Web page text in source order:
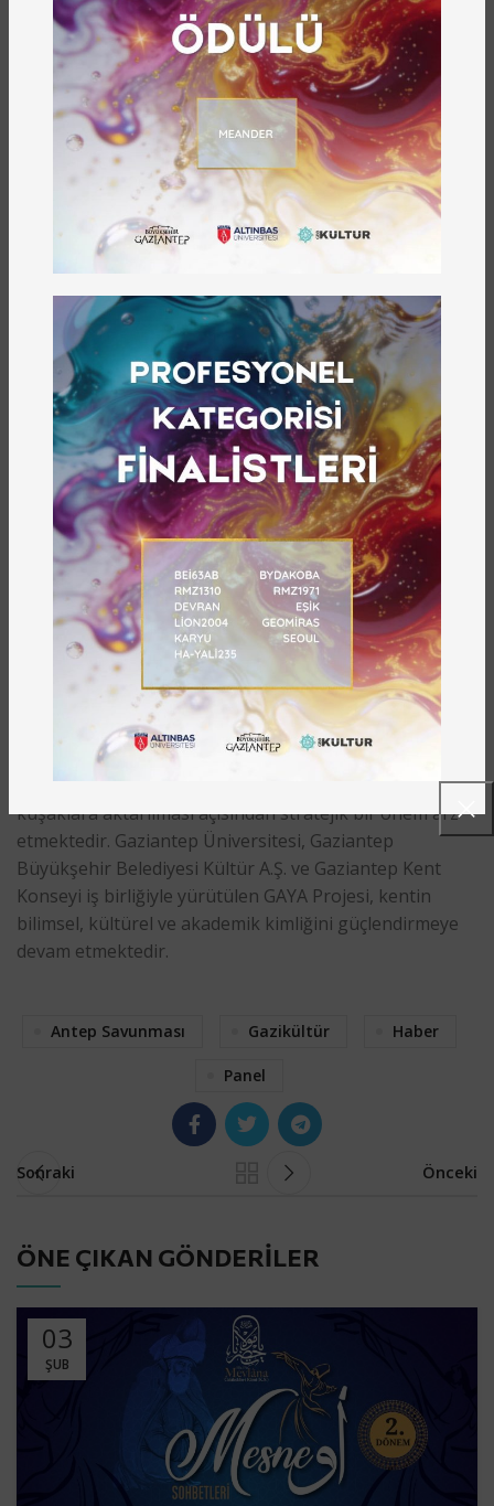
İmzalanan iş birliği protokolü, GAYA Projesi’ni yalnızca
akademik bir araştırma olmaktan çıkararak, katılımcı ve
sürdürülebilir etkinlikler dizisiyle toplumla
buluşturmuştur. Bu kapsamda yürütülen eğitim, tanıtım
ve etkileşim odaklı faaliyetler, arkeolojik bilginin
üniversite ortamından çıkarak gençler ve farklı
toplumsal gruplarla paylaşılmasını hedeflemektedir.
9 Aralık 2025 tarihinde “Bilim Kahramanları Buluşuyor /
FIRST® LEGO® League Challenge” kapsamında
belirlenen UNEARTHED teması çerçevesinde, GAYA
Projesi doğrultusundaMBA Okullarıöğrencileri
arkeoloji laboratuvarında ağırlanmıştır. Bu etkinlikte,
arkeolojinin saha ve laboratuvar süreçleri,
arkeologların karşılaştığı temel sorunlar, çözüm yolları
ve disiplinler arası çalışma yöntemleri lise ve ortaokul
düzeyindeki öğrencilerle etkileşimli biçimde ele
alınmıştır. Arkeolojinin doğa bilimleri, sosyal bilimler ve
teknoloji ile kurduğu ilişkiler, somut örnekler üzerinden
aktarılmıştır.
GAYA Projesi’nin Kültürel ve Bilimsel Önemi
GAYA Projesi, Gaziantep’in yalnızca tarihsel değil,
tarihöncesi mirasını da görünür kılan; bilimsel
araştırmayı toplumsal bilinçle buluşturan örnek bir
çalışma niteliği taşımaktadır. Anadolu’nun insanlık
tarihindeki merkezi rolünü Gaziantep özelinde ortaya
koyan bu proje, kültürel mirasın korunması ve gelecek
kuşaklara aktarılması açısından stratejik bir önem arz
etmektedir. Gaziantep Üniversitesi, Gaziantep
Büyükşehir Belediyesi Kültür A.Ş. ve Gaziantep Kent
Konseyi iş birliğiyle yürütülen GAYA Projesi, kentin
bilimsel, kültürel ve akademik kimliğini güçlendirmeye
devam etmektedir.
Antep Savunması Gazikültür Haber
Panel
Sonraki Önceki
ÖNE ÇIKAN GÖNDERILER
03
ŞUB